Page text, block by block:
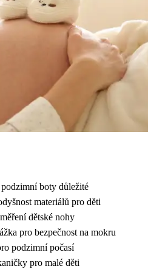
boty důležité
materiálů pro děti
dětské nohy
pro bezpečnost na mokru
podzimní počasí
pro malé děti